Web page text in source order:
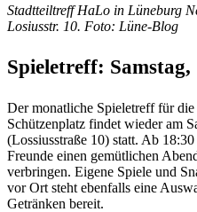
Stadtteiltreff HaLo in Lüneburg
Losiusstr. 10. Foto: Lüne-Blog
Spieletreff:
Der monatliche Spieletreff für
Schützenplatz findet wieder am
(Lossiusstraße 10) statt. Ab
Freunde einen gemütlichen
verbringen. Eigene Spiele und
vor Ort steht ebenfalls eine
Getränken bereit.